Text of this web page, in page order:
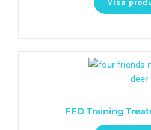
Visa
FFD Training